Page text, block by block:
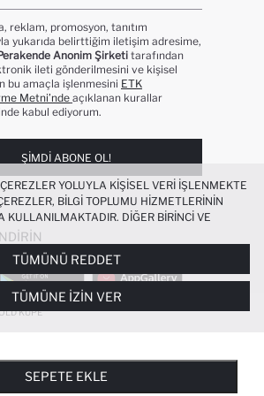
KÜPE
SEPETE EKLE
reklam, promosyon, tanıtım
yukarıda belirttiğim iletişim adresime,
Anonim Şirketi tarafından
ileti gönderilmesini ve kişisel
bu amaçla işlenmesini ETK
Metni’nde açıklanan kurallar
kabul ediyorum.
ŞIMDI ABONE OL!
KADIN BEYAZ TIŞÖRT
YOLUYLA KIŞISEL VERI IŞLENMEKTE
BILGI TOPLUMU HIZMETLERININ
KULLANILMAKTADIR. DIĞER BIRINCI VE
ISE SIZE DAHA IYI BIR ALIŞVERIŞ
SITEMIZIN DAHA IŞLEVSEL KILINMASI VE
AÇIK RIZA VERMENIZ HALINDE, SIZLERE
YAPILMASI AMAÇLARIYLA
ÇEREZLERE DAIR TERCIHLERINIZI
ARACILIĞIYLA HER ZAMAN YÖNETEBILIR,
DETAYLI BILGIYE
TÜMÜNÜ REDDET
TÜMÜNE İZIN VER